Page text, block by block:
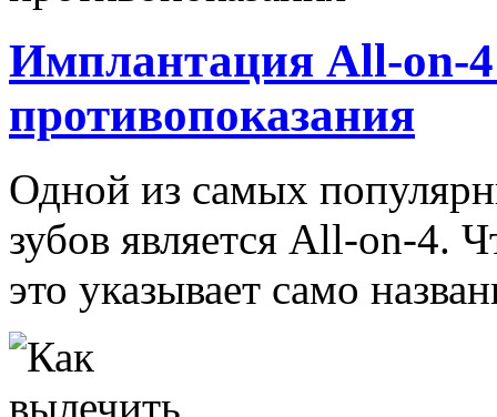
Имплантация All-on-
противопоказания
Одной из самых
зубов является All-on-4.
это указывает само